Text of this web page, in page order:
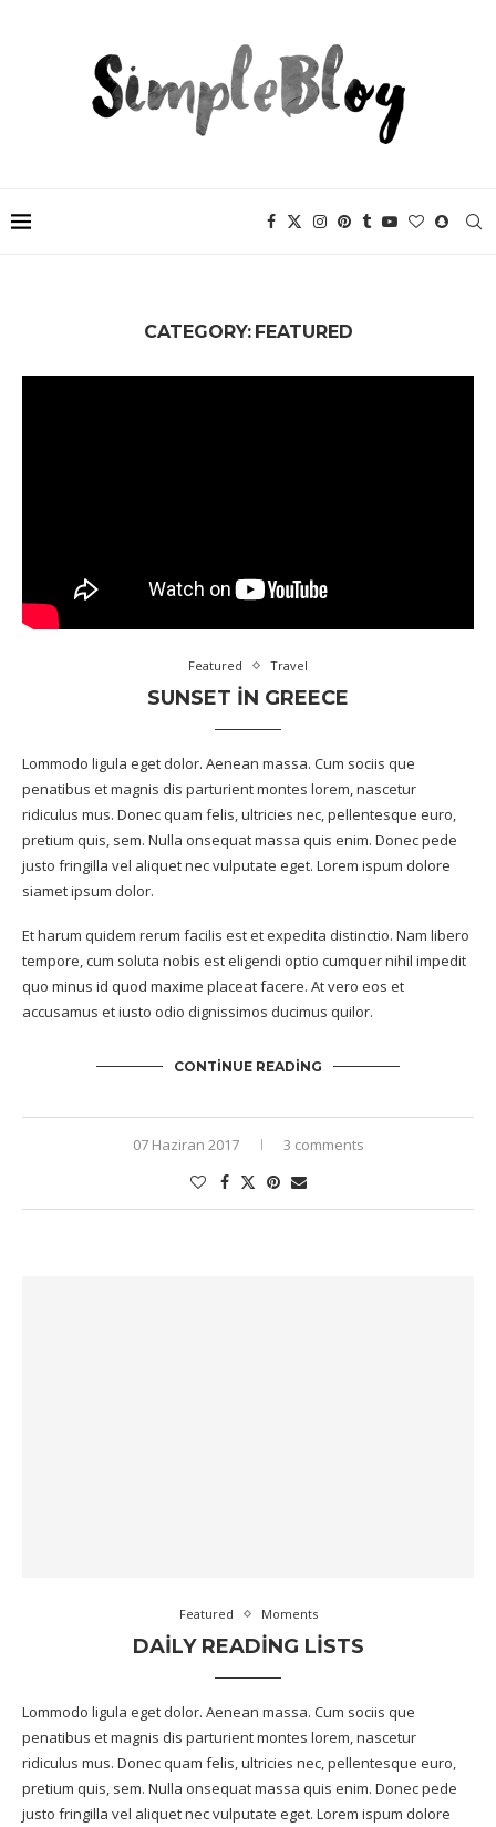
CATEGORY: FEATURED
Featured Travel
SUNSET IN GREECE
Lommodo ligula eget dolor. Aenean massa. Cum sociis que
penatibus et magnis dis parturient montes lorem, nascetur
ridiculus mus. Donec quam felis, ultricies nec, pellentesque euro,
pretium quis, sem. Nulla onsequat massa quis enim. Donec pede
justo fringilla vel aliquet nec vulputate eget. Lorem ispum dolore
siamet ipsum dolor.
Et harum quidem rerum facilis est et expedita distinctio. Nam libero
tempore, cum soluta nobis est eligendi optio cumquer nihil impedit
quo minus id quod maxime placeat facere. At vero eos et
accusamus et iusto odio dignissimos ducimus quilor.
CONTINUE READING
07 Haziran 2017 3 comments
Featured Moments
DAILY READING LISTS
Lommodo ligula eget dolor. Aenean massa. Cum sociis que
penatibus et magnis dis parturient montes lorem, nascetur
ridiculus mus. Donec quam felis, ultricies nec, pellentesque euro,
pretium quis, sem. Nulla onsequat massa quis enim. Donec pede
justo fringilla vel aliquet nec vulputate eget. Lorem ispum dolore